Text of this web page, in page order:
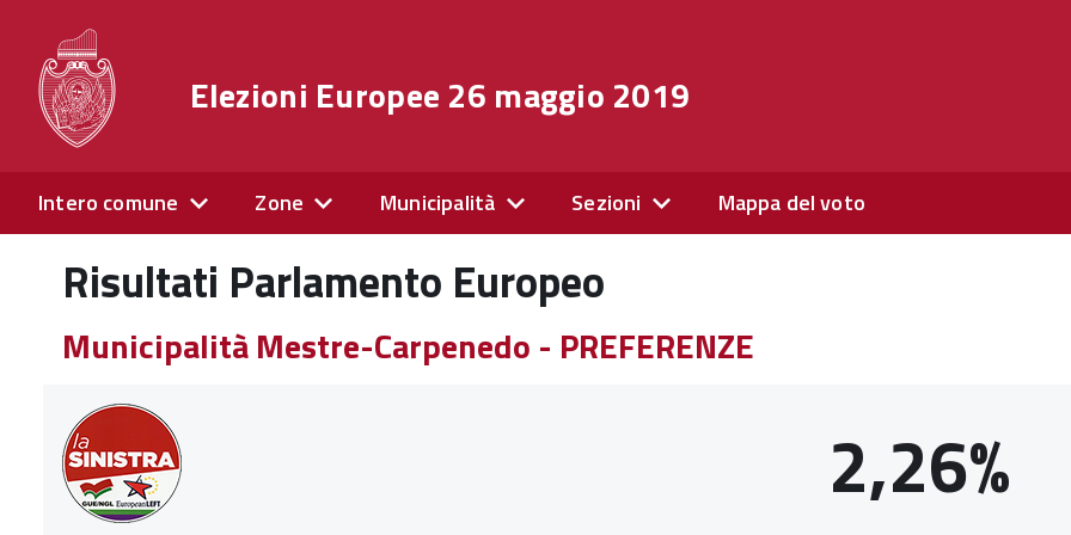
Elezioni Europee 26 maggio 2019
Intero comune Zone Municipalità Sezioni Mappa del voto
Risultati Parlamento Europeo
Municipalità Mestre-Carpenedo - PREFERENZE
2,26%